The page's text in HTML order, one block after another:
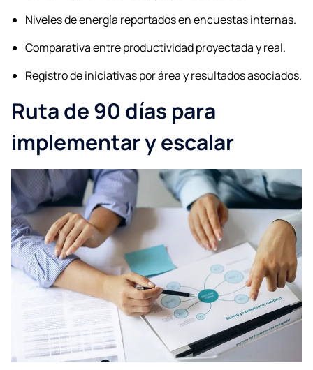
Niveles de energía reportados en encuestas internas.
Comparativa entre productividad proyectada y real.
Registro de iniciativas por área y resultados asociados.
Ruta de 90 días para
implementar y escalar